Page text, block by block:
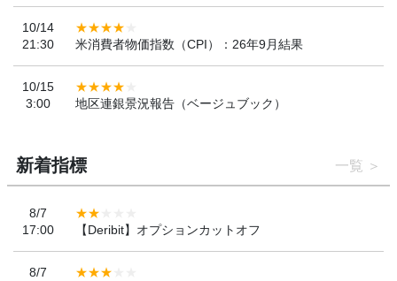
10/14
21:30
米消費者物価指数（CPI）：26年9月結果
10/15
3:00
地区連銀景況報告（ベージュブック）
新着指標 一覧
8/7
17:00
【Deribit】オプションカットオフ
8/7